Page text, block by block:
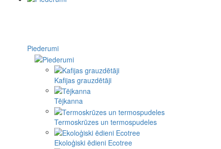
Piederumi
Kafijas grauzdētāji
Tējkanna
Termoskrūzes un termospudeles
Ekoloģiski ēdieni Ecotree